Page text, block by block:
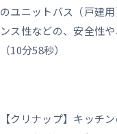
のユニットバス（戸建
ンス性などの、安全性
（10分58秒）
【クリナップ】キッチ